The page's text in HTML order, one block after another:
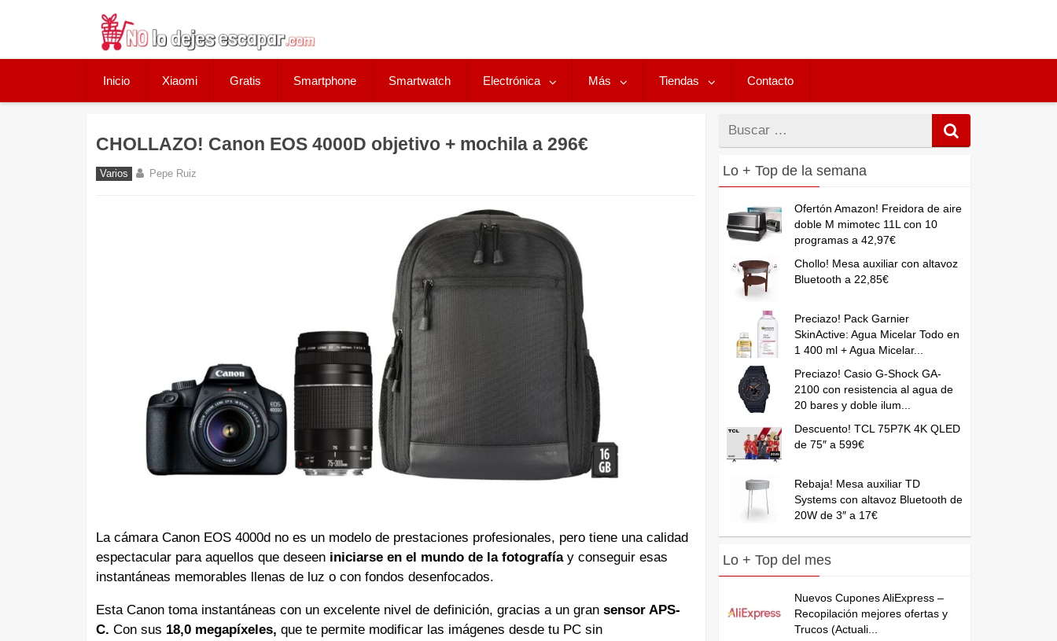
Inicio Xiaomi Gratis Smartphone Smartwatch Electrónica Más Tiendas Contacto
CHOLLAZO! Canon EOS 4000D objetivo + mochila a 296€
Varios Pepe Ruiz
La cámara Canon EOS 4000d no es un modelo de prestaciones profesionales, pero tiene una calidad
espectacular para aquellos que deseen iniciarse en el mundo de la fotografía y conseguir esas
instantáneas memorables llenas de luz o con fondos desenfocados.
Esta Canon toma instantáneas con un excelente nivel de definición, gracias a un gran sensor APS-
C. Con sus 18,0 megapíxeles, que te permite modificar las imágenes desde tu PC sin
Buscar
por
Lo + Top de la semana
Ofertón Amazon! Freidora de aire
doble M mimotec 11L con 10
programas a 42,97€
Chollo! Mesa auxiliar con altavoz
Bluetooth a 22,85€
Preciazo! Pack Garnier
SkinActive: Agua Micelar Todo en
1 400 ml + Agua Micelar...
Preciazo! Casio G-Shock GA-
2100 con resistencia al agua de
20 bares y doble ilum...
Descuento! TCL 75P7K 4K QLED
de 75″ a 599€
Rebaja! Mesa auxiliar TD
Systems con altavoz Bluetooth de
20W de 3″ a 17€
Lo + Top del mes
Nuevos Cupones AliExpress –
Recopilación mejores ofertas y
Trucos (Actuali...